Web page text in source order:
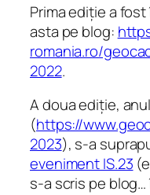
Prima ediție a
asta pe blog:
romania.ro/
2022.
A doua ediție,
(https://
2023), s-a
eveniment IS.23
s-a scris pe blog…